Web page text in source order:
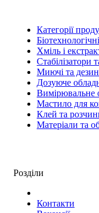
Категорії
Хміль і
Стабілізатори
Миючі та
Дозуюче
Вимірювальне
Мастило для
Клей та
Матеріали та
Розділи
Контакти